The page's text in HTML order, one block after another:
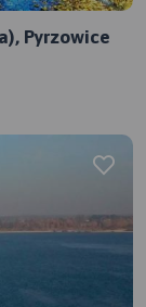
Pyrzowice